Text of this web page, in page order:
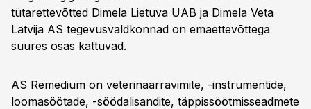
tütarettevõtted Dimela Lietuva UAB ja Dimela Veta
Latvija AS tegevusvaldkonnad on emaettevõttega
suures osas kattuvad.
AS Remedium on veterinaarravimite, -instrumentide,
loomasöötade, -söödalisandite, täppissöötmisseadmete